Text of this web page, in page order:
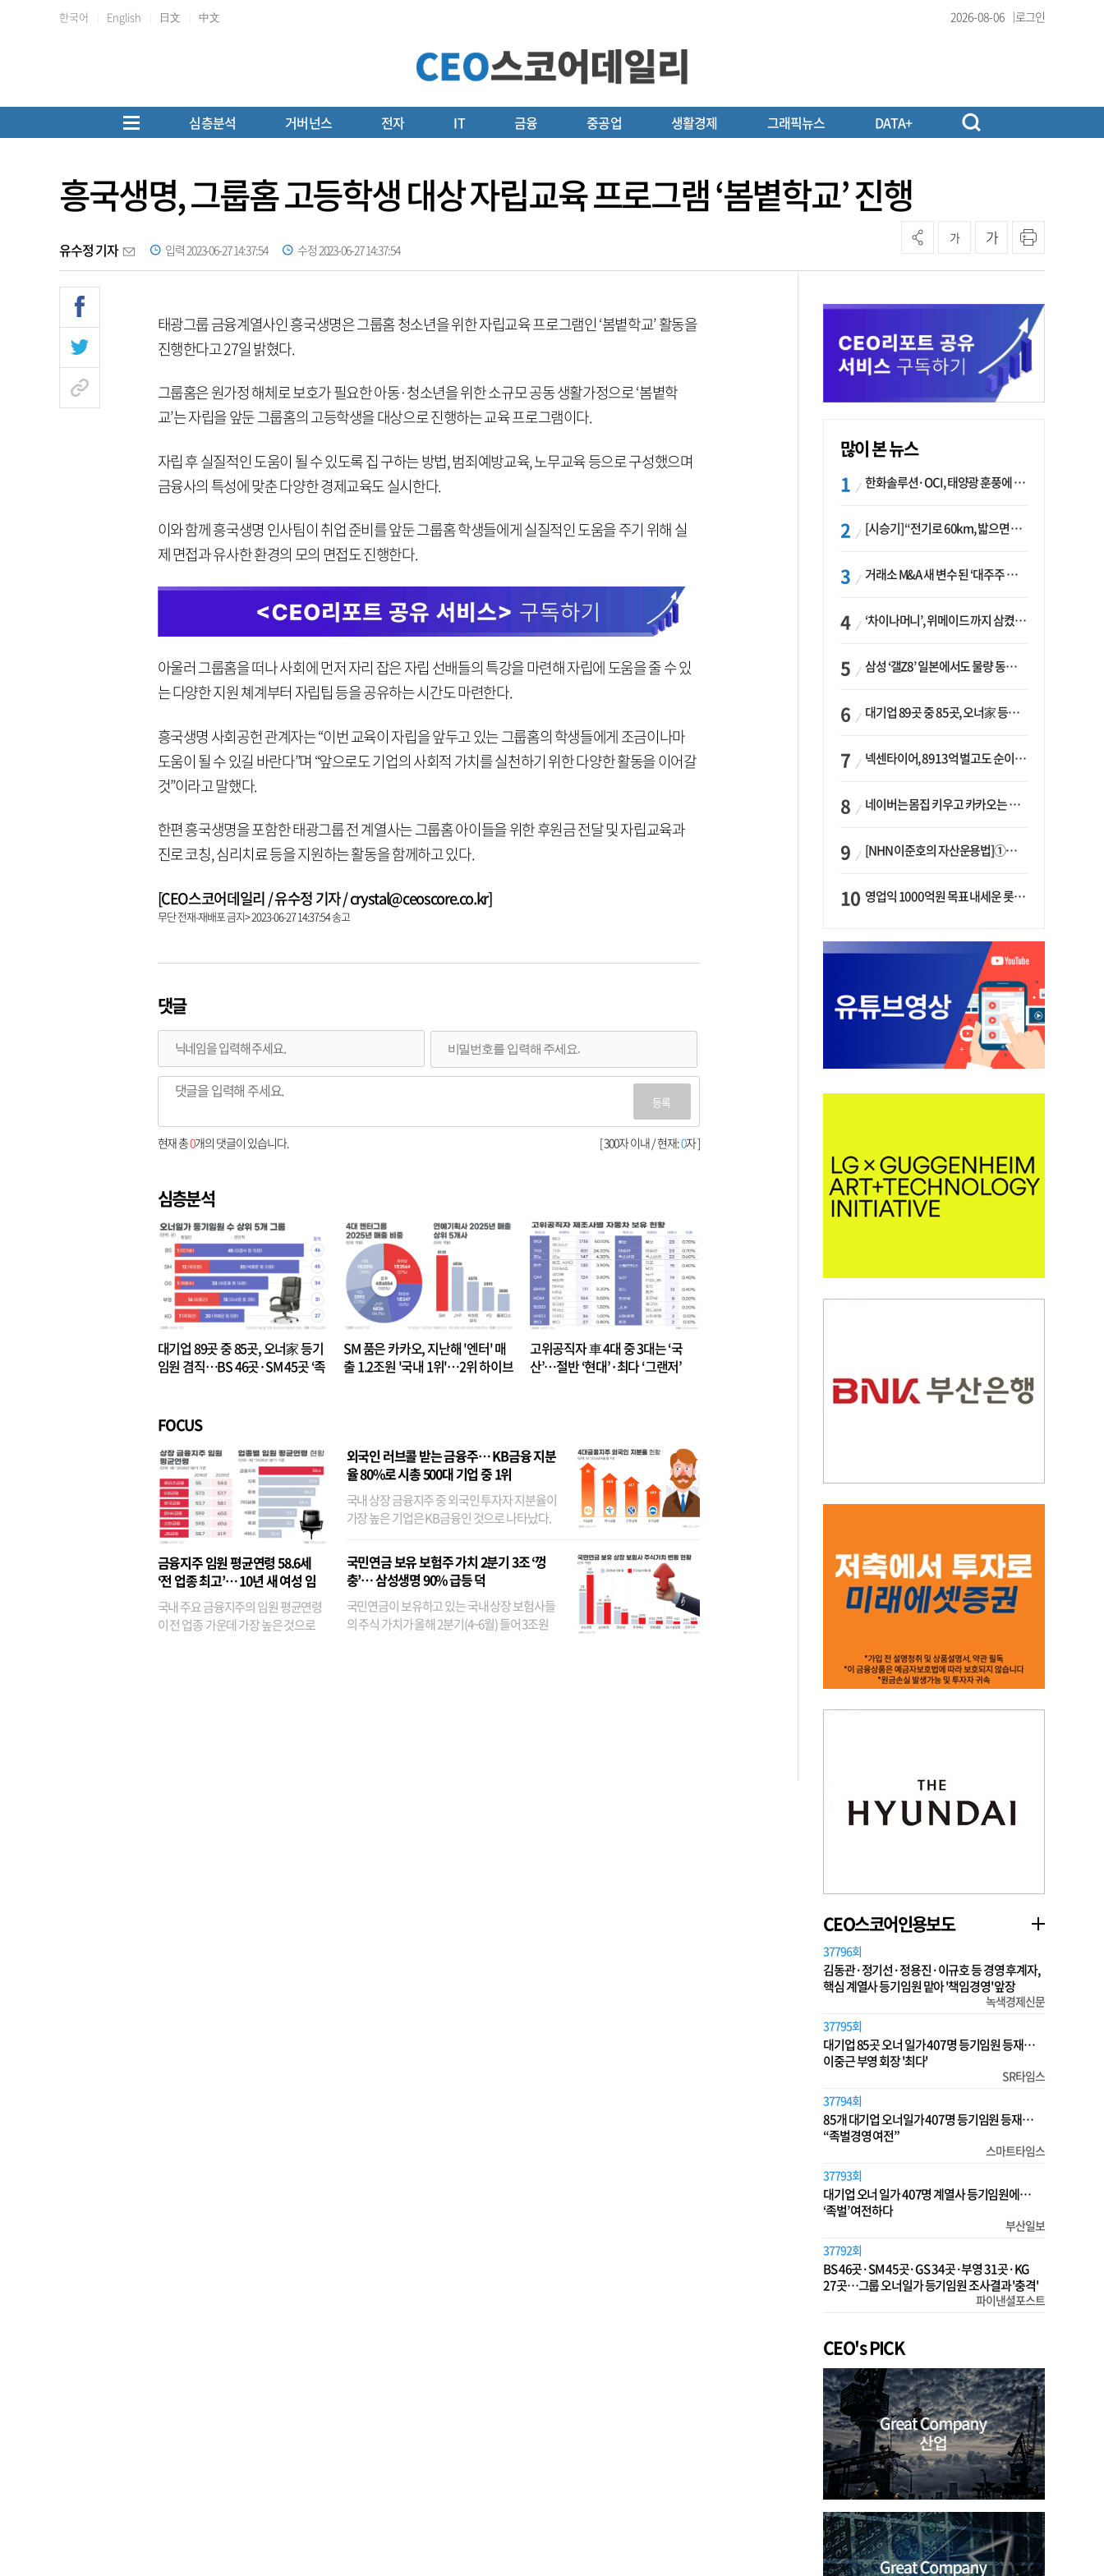
한국어 English 日文 中文 2026-08-06 로그인
심층분석 거버넌스 전자 IT 금융 중공업 생활경제 그래픽뉴스 DATA+
흥국생명, 그룹홈 고등학생 대상 자립교육 프로그램 ‘봄볕학교’ 진행
유수정 기자 입력 2023-06-27 14:37:54 수정 2023-06-27 14:37:54
가 가
태광그룹 금융계열사인 흥국생명은 그룹홈 청소년을 위한 자립교육 프로그램인 ‘봄볕학교’ 활동을
진행한다고 27일 밝혔다.
그룹홈은 원가정 해체로 보호가 필요한 아동·청소년을 위한 소규모 공동 생활가정으로 ‘봄볕학
교’는 자립을 앞둔 그룹홈의 고등학생을 대상으로 진행하는 교육 프로그램이다.
자립 후 실질적인 도움이 될 수 있도록 집 구하는 방법, 범죄예방교육, 노무교육 등으로 구성했으며
금융사의 특성에 맞춘 다양한 경제교육도 실시한다.
이와 함께 흥국생명 인사팀이 취업 준비를 앞둔 그룹홈 학생들에게 실질적인 도움을 주기 위해 실
제 면접과 유사한 환경의 모의 면접도 진행한다.
아울러 그룹홈을 떠나 사회에 먼저 자리 잡은 자립 선배들의 특강을 마련해 자립에 도움을 줄 수 있
는 다양한 지원 쳬계부터 자립팁 등을 공유하는 시간도 마련한다.
흥국생명 사회공헌 관계자는 “이번 교육이 자립을 앞두고 있는 그룹홈의 학생들에게 조금이나마
도움이 될 수 있길 바란다”며 “앞으로도 기업의 사회적 가치를 실천하기 위한 다양한 활동을 이어갈
것”이라고 말했다.
한편 흥국생명을 포함한 태광그룹 전 계열사는 그룹홈 아이들을 위한 후원금 전달 및 자립교육과
진로 코칭, 심리치료 등을 지원하는 활동을 함께하고 있다.
[CEO스코어데일리 / 유수정 기자 / crystal@ceoscore.co.kr]
무단 전재-재배포 금지> 2023-06-27 14:37:54 송고
댓글
등록
[ 300자 이내 / 현재:0자 ]
현재 총0개의 댓글이 있습니다.
심층분석
대기업 89곳 중 85곳, 오너家 등기
임원 겸직…BS 46곳·SM 45곳 ‘족
SM 품은 카카오, 지난해 '엔터' 매
출 1.2조원 '국내 1위'…2위 하이브
고위공직자 車 4대 중 3대는 ‘국
산’…절반 ‘현대’·최다 ‘그랜저’
FOCUS
금융지주 임원 평균연령 58.6세
‘전 업종 최고’… 10년 새 여성 임
원은 14배 껑충
국내 주요 금융지주의 임원 평균연령
이 전 업종 가운데 가장 높은 것으로
외국인 러브콜 받는 금융주… KB금융 지분
율 80%로 시총 500대 기업 중 1위
국내 상장 금융지주 중 외국인 투자자 지분율이
가장 높은 기업은 KB금융인 것으로 나타났다.
융이었다. 특히 KB금융은 지난달 말 기준 해외
기관투자자 지분율이...
국민연금 보유 보험주 가치 2분기 3조 ‘껑
충’… 삼성생명 90% 급등 덕
국민연금이 보유하고 있는 국내 상장 보험사들
의 주식 가치가 올해 2분기(4~6월) 들어 3조원
많이 본 뉴스
한화솔루션·OCI, 태양광 훈풍에 실적 개선…美 ‘섹션232’ 최대 변수
[시승기] “전기로 60km, 밟으면 462마력”…볼보 XC60 T8의 두 얼굴
거래소 M&A 새 변수 된 ‘대주주 심사’…네이버·두나무 결합도 영향권
‘차이나머니’, 위메이드 까지 삼켰다… K콘텐츠, 글로벌 확장에도 中 투자 ‘경계령’
삼성 ‘갤Z8’ 일본에서도 물량 동났다…애플 참전 앞두고 선두 수성 ‘시험대’
대기업 89곳 중 85곳, 오너家 등기임원 겸직…BS 46곳·SM 45곳 ‘족벌경영’ 고착화
넥센타이어, 8913억 벌고도 순이익 2억…유럽 세부담에 이익 증발
네이버는 몸집 키우고 카카오는 줄였다…‘역대급 실적’에 성장전략은 ‘극과 극’
[NHN 이준호의 자산운용법]①이니시오·JLC ‘부동산’-JLC파트너스 ‘투자’…“부동산 담보대출로 투자재원 확보”
영업익 1000억원 목표 내세운 롯데마트…하반기 ‘오카도’ 시험대
CEO스코어인용보도
37796회
김동관·정기선·정용진·이규호 등 경영 후계자,
핵심 계열사 등기임원 맡아 '책임경영' 앞장
녹색경제신문
37795회
대기업 85곳 오너 일가 407명 등기임원 등재…
이중근 부영 회장 '최다'
SR타임스
37794회
85개 대기업 오너일가 407명 등기임원 등재…
“족벌경영 여전”
스마트타임스
37793회
대기업 오너 일가 407명 계열사 등기임원에…
‘족벌’ 여전하다
부산일보
37792회
BS 46곳·SM 45곳·GS 34곳·부영 31곳·KG
27곳…그룹 오너일가 등기임원 조사결과 '충격'
파이낸셜포스트
CEO's PICK